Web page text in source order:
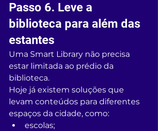
Passo 6. Leve a
biblioteca para além das
estantes
Uma Smart Library não precisa
estar limitada ao prédio da
biblioteca.
Hoje já existem soluções que
levam conteúdos para diferentes
espaços da cidade, como:
escolas;